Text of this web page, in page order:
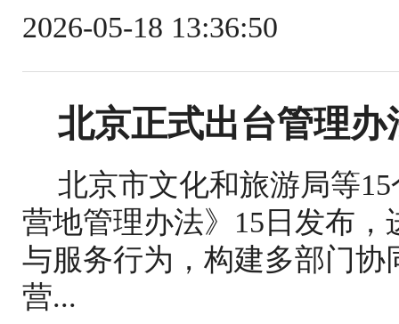
2026-05-18 13:36:50
北京正式出台管理
北京市文化和旅游局等
营地管理办法》15日发布
与服务行为，构建多部门
营...